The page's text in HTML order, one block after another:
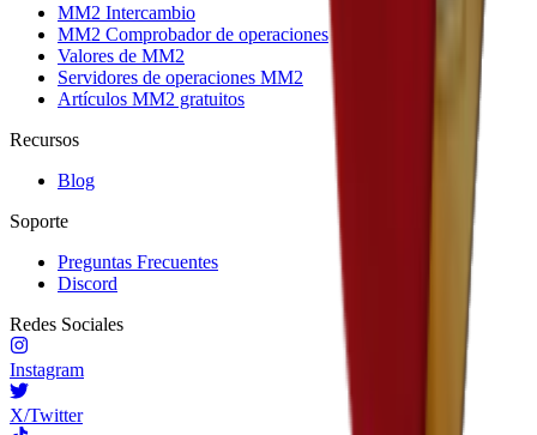
MM2 Intercambio
MM2 Comprobador de operaciones
Valores de MM2
Servidores de operaciones MM2
Artículos MM2 gratuitos
Recursos
Blog
Soporte
Preguntas Frecuentes
Discord
Redes Sociales
Instagram
X/Twitter